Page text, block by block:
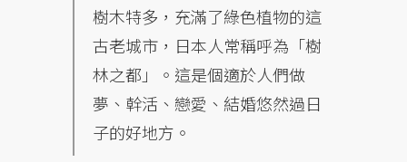
樹木特多，充滿了綠色植物的這
古老城市，日本人常稱呼為「樹
林之都」。這是個適於人們做
夢、幹活、戀愛、結婚悠然過日
子的好地方。